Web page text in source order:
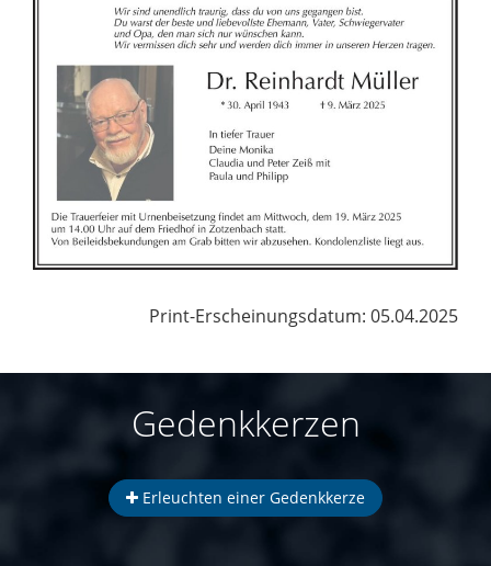
Print-Erscheinungsdatum: 05.04.2025
Gedenkkerzen
Erleuchten einer Gedenkkerze